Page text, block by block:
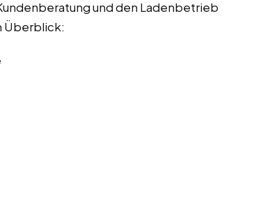
und den Ladenbetrieb
Überblick: